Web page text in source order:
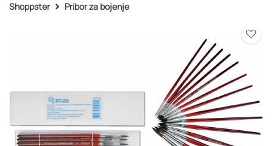
Shoppster Pribor za bojenje